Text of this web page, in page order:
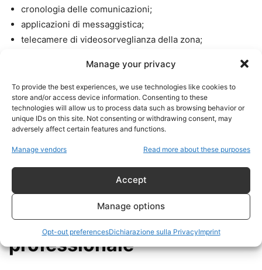
Manage your privacy
To provide the best experiences, we use technologies like cookies to
store and/or access device information. Consenting to these
technologies will allow us to process data such as browsing behavior or
unique IDs on this site. Not consenting or withdrawing consent, may
adversely affect certain features and functions.
Manage vendors Read more about these purposes
Accept
Manage options
Opt-out preferencesDichiarazione sulla PrivacyImprint
cronologia delle comunicazioni;
applicazioni di messaggistica;
telecamere di videosorveglianza della zona;
precedenti al delitto.
È importante sottolineare che questa rimane soltanto una
delle piste investigative e che, allo stato attuale, non
risultano arresti né persone formalmente accusate del
delitto.
Nessun collegamento con
la sua attività
professionale